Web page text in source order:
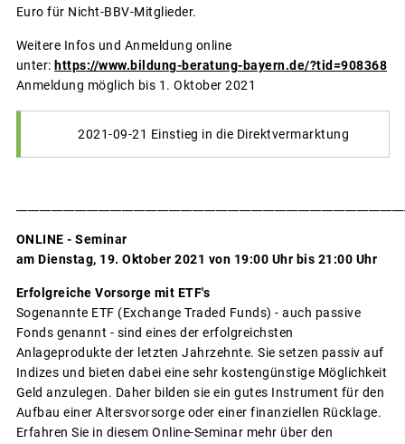
Euro für Nicht-BBV-Mitglieder.
Weitere Infos und Anmeldung online
unter: https://www.bildung-beratung-bayern.de/?tid=908368
Anmeldung möglich bis 1. Oktober 2021
2021-09-21 Einstieg in die Direktvermarktung
ONLINE - Seminar
am Dienstag, 19. Oktober 2021 von 19:00 Uhr bis 21:00 Uhr
Erfolgreiche Vorsorge mit ETF's
Sogenannte ETF (Exchange Traded Funds) - auch passive
Fonds genannt - sind eines der erfolgreichsten
Anlageprodukte der letzten Jahrzehnte. Sie setzen passiv auf
Indizes und bieten dabei eine sehr kostengünstige Möglichkeit
Geld anzulegen. Daher bilden sie ein gutes Instrument für den
Aufbau einer Altersvorsorge oder einer finanziellen Rücklage.
Erfahren Sie in diesem Online-Seminar mehr über den